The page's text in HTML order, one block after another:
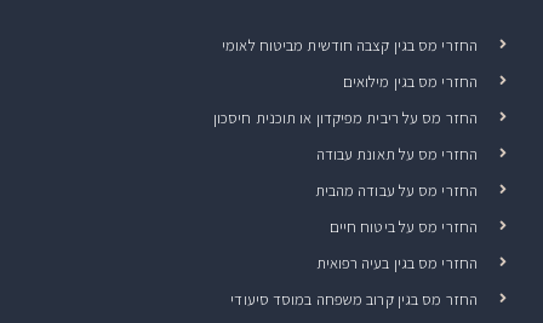
החזרי מס בגין קצבה חודשית מביטוח לאומי
החזרי מס בגין מילואים
החזר מס על ריבית מפיקדון או תוכנית חיסכון
החזרי מס על תאונת עבודה
החזרי מס על עבודה מהבית
החזרי מס על ביטוח חיים
החזרי מס בגין בעיה רפואית
החזר מס בגין קרוב משפחה במוסד סיעודי